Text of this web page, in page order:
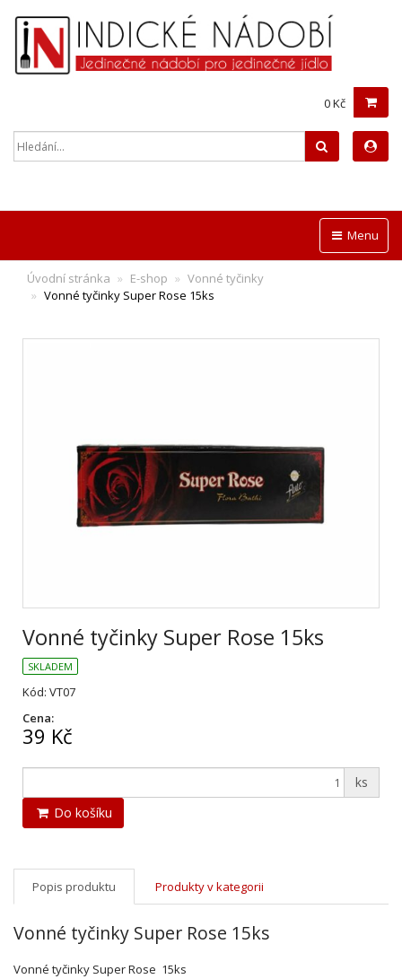
0 Kč
Menu
Úvodní stránka E-shop
Vonné tyčinky
Vonné tyčinky Super Rose 15ks
Vonné tyčinky Super Rose 15ks
SKLADEM
Kód: VT07
Cena:
39 Kč
ks
Do košíku
Popis produktu Produkty v kategorii
Vonné tyčinky Super Rose 15ks
Vonné tyčinky Super Rose 15ks